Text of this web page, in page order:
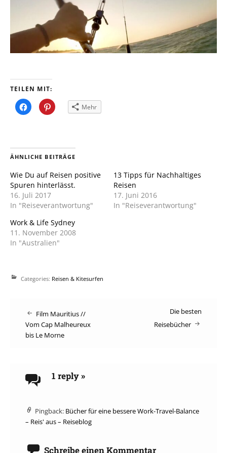
TEILEN MIT:
Klick,
um
in
neuem
Fenster
Klick,
um
in
neuem
Fenster
Mehr
ÄHNLICHE BEITRÄGE
Wie Du auf Reisen positive
Spuren hinterlässt.
16. Juli 2017
In "Reiseverantwortung"
13 Tipps für Nachhaltiges
Reisen
17. Juni 2016
In "Reiseverantwortung"
Work & Life Sydney
11. November 2008
In "Australien"
Categories: Reisen & Kitesurfen
Post
navigation
Film Mauritius //
Vom Cap Malheureux
bis Le Morne
Die besten
Reisebücher
1 reply»
Pingback: Bücher für eine bessere Work-Travel-Balance
– Reis' aus – Reiseblog
Schreibe einen Kommentar